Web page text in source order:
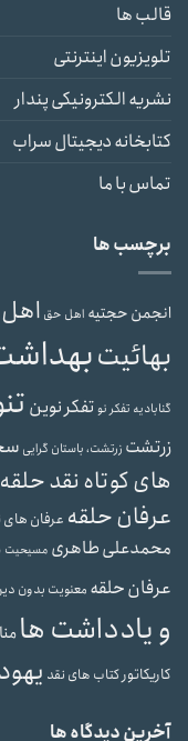
قالب ها
تلویزیون اینترنتی
نشریه الکترونیکی پندار
کتابخانه دیجیتال سراب
تماس با ما
برچسب ها
انجمن حجتیه اهل حق
بهائیت
گنابادیه تفکر نوتفکر نوین
زرتشت زرتشت، باستان گرایی
های کوتاه نقد حلقه
عرفان حلقه عرفان های
محمدعلی طاهری مسیحیت
عرفان حلقه معنویت بدون
و یادداشت ها
کاریکاتور کتاب های نقد
آخرین دیدگاه ها